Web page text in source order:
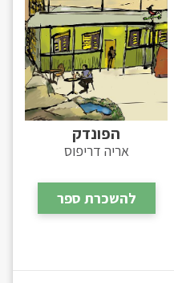
הפונדק
אריה דריפוס
להשכרת ספר